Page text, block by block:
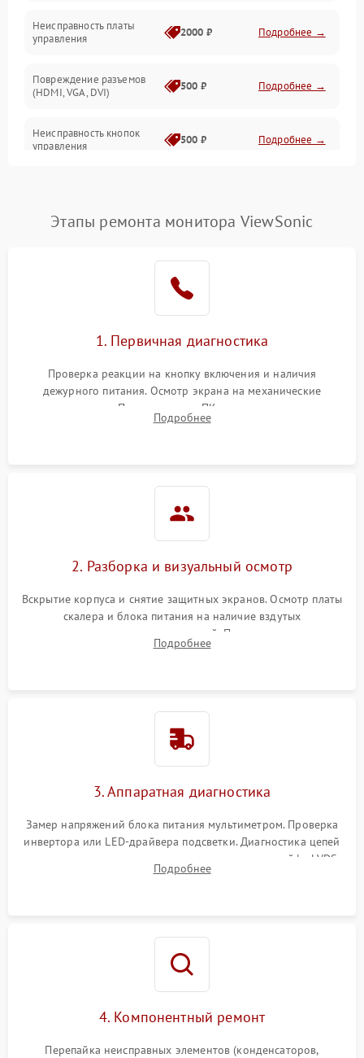
Неисправность платы
управления
2000 ₽ Подробнее →
Повреждение разъемов
(HDMI, VGA, DVI)
500 ₽ Подробнее →
Неисправность кнопок
управления
500 ₽ Подробнее →
Повреждение кабеля
1000 ₽
Поломка системы
автоматического
1000 ₽ Подробнее →
Неисправность системы
1000 ₽
защиты от замыкания
1000 ₽ Подробнее →
1000 ₽
Поломка системы защиты
Этапы ремонта монитора ViewSonic
1. Первичная диагностика
Проверка реакции на кнопку включения и наличия
дежурного питания. Осмотр экрана на механические
повреждения. Подключение к ПК для оценки вывода
изображения, работы подсветки и выявления артефактов на
Подробнее
2. Разборка и визуальный осмотр
Вскрытие корпуса и снятие защитных экранов. Осмотр платы
скалера и блока питания на наличие вздутых
конденсаторов, прогаров, окислений. Проверка надежности
контактов и целостности шлейфов матрицы.
Подробнее
3. Аппаратная диагностика
Замер напряжений блока питания мультиметром. Проверка
инвертора или LED-драйвера подсветки. Диагностика цепей
питания скалера и тестирование сигналов на шлейфе LVDS
Подробнее
4. Компонентный ремонт
Перепайка неисправных элементов (конденсаторов,